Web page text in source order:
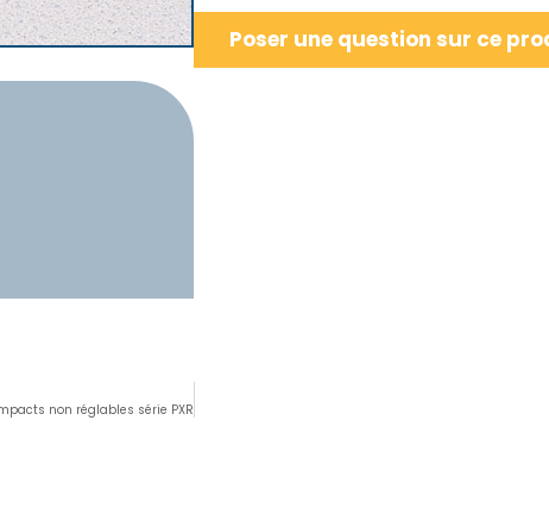
Poser une question sur ce
non réglables série PXR